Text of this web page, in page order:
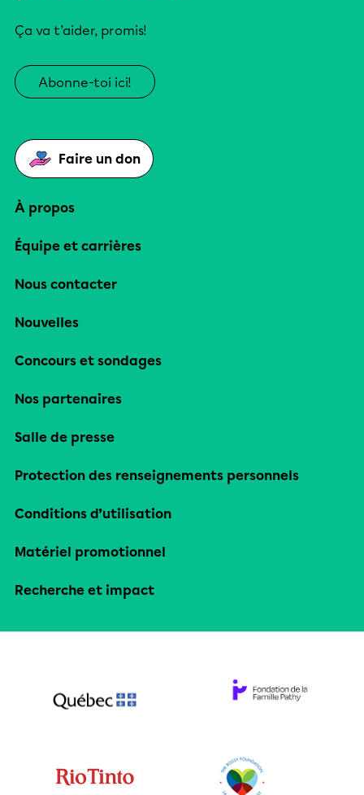
Ça va t’aider, promis!
Abonne-toi ici!
Faire un don
À propos
Équipe et carrières
Nous contacter
Nouvelles
Concours et sondages
Nos partenaires
Salle de presse
Protection des renseignements personnels
Conditions d’utilisation
Matériel promotionnel
Recherche et impact